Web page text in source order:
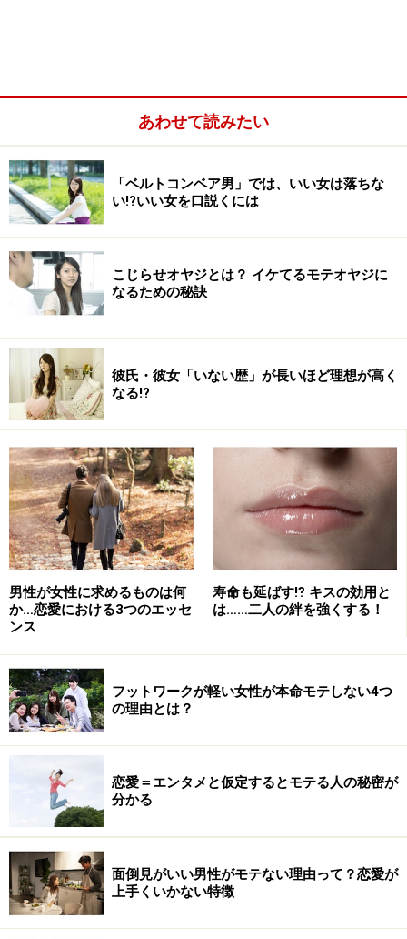
方、目の動き、あいづちなどの動作から、思っている以
上に「恋愛バックグラウンド」は透けてしまうものなの
です。
たとえば、表情がカタイ・暗い・自信がない・自分を粗
末にしているオーラ・愛されていないオーラが出ていた
場合、残念ながらそれ相応の相手しか寄って来ません
し、セカンドもしくは恋人候補圏外とみなされてしまい
ます。
オシャレに気を配った外見はもちろんですが、所作や話
し方、視線の配り方から自信がみなぎっていたり、大切
にされてきた「恋愛バックグラウンド」がうかがえれ
ば、「この人は真剣に向き合うべき相手だ」とか、「大
切にしなければならない相手だ」と感じるものです。こ
のように、「恋愛バックグラウンド」によって引きつけ
る異性の種類が変わってきます。
悪い縁を引き寄せる「恋愛バックグラウン
ド」に注意！
誰もが無意識に、出会った瞬間に「恋愛バックグラウン
あわせて読みたい
「ベルトコンベア男」では、いい女は落ちな
い!?いい女を口説くには
こじらせオヤジとは？ イケてるモテオヤジに
なるための秘訣
彼氏・彼女「いない歴」が長いほど理想が高く
なる!?
男性が女性に求めるものは何
か…恋愛における3つのエッセ
ンス
寿命も延ばす⁉ キスの効用と
は……二人の絆を強くする！
フットワークが軽い女性が本命モテしない4つ
の理由とは？
恋愛＝エンタメと仮定するとモテる人の秘密が
分かる
面倒見がいい男性がモテない理由って？恋愛が
上手くいかない特徴